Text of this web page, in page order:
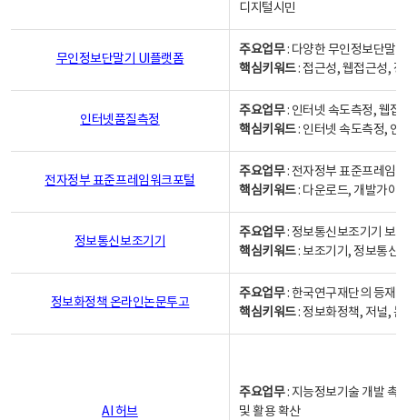
디지털시민
무인정보단말기 UI플랫폼
주요업무: 다양한 무인정보단말
핵심키워드: 접근성, 웹접근성,
인터넷품질측정
주요업무: 인터넷 속도측정, 웹접
핵심키워드: 인터넷 속도측정, 인
전자정부 표준프레임워크포털
주요업무: 전자정부 표준프레임
핵심키워드: 다운로드, 개발가이
정보통신보조기기
주요업무: 정보통신보조기기 보
핵심키워드: 보조기기, 정보통신
정보화정책 온라인논문투고
주요업무: 한국연구재단의 등재
핵심키워드: 정보화정책, 저널,
AI 허브
주요업무: 지능정보기술 개발 촉
및 활용 확산